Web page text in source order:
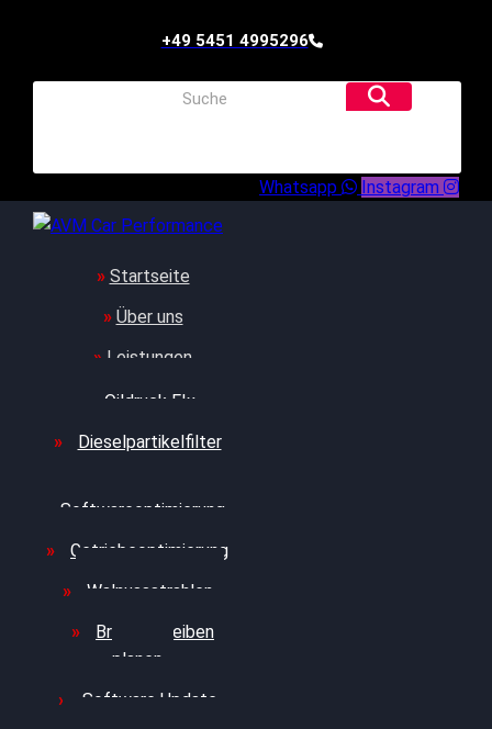
+49 5451 4995296
Whatsapp Instagram
Startseite
Über uns
Leistungen
Oildruck FIx
Dieselpartikelfilter
Softwareoptimierung
Getriebeoptimierung
Walnussstrahlen
Bremsscheiben
planen
Software Update